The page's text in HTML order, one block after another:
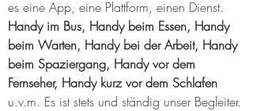
es eine App, eine Plattform, einen Dienst.
Handy im Bus, Handy beim Essen, Handy
beim Warten, Handy bei der Arbeit, Handy
beim Spaziergang, Handy vor dem
Fernseher, Handy kurz vor dem Schlafen
u.v.m. Es ist stets und ständig unser Begleiter.